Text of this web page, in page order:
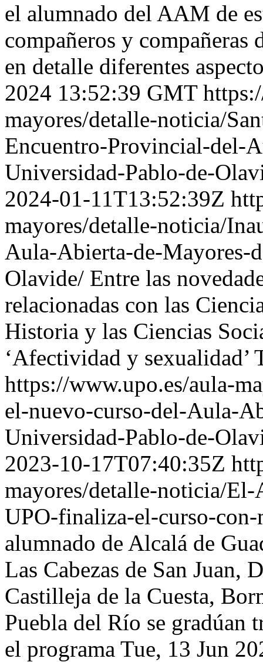
el alumnado del AAM de
compañeros y
en detalle diferentes
2024 13:52:39 GMT
mayores/detalle-noticia/
Encuentro-Provincial-del-
Universidad-Pablo-de-
2024-01-11T13:52:39Z
mayores/detalle-noticia/
Aula-Abierta-de-Mayores-
Olavide/ Entre las
relacionadas con las
Historia y las Ciencias
‘Afectividad y sexualidad’
https://www.upo.es/aula-
el-nuevo-curso-del-Aula-
Universidad-Pablo-de-
2023-10-17T07:40:35Z
mayores/detalle-noticia/
UPO-finaliza-el-curso-
alumnado de Alcalá de
Las Cabezas de San Juan,
Castilleja de la Cuesta,
Puebla del Río se gradúan
el programa Tue, 13 Jun